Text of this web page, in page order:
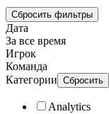
Сбросить фильтры
Дата
За все время
Игрок
Команда
Категории Сбросить
Analytics